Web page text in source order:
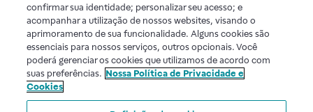
confirmar sua identidade; personalizar seu acesso; e
acompanhar a utilização de nossos websites, visando o
aprimoramento de sua funcionalidade. Alguns cookies são
essenciais para nossos serviços, outros opcionais. Você
poderá gerenciar os cookies que utilizamos de acordo com
suas preferências. Nossa Política de Privacidade e
Cookies